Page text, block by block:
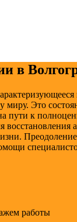
в
Это
пути к
восстановления
работы